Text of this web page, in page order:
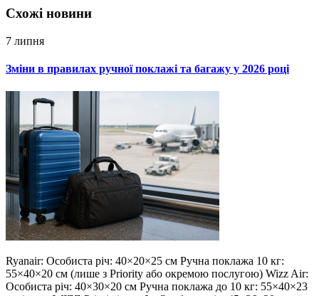
Схожi новини
7 липня
Зміни в правилах ручної поклажі та багажу у 2026 році
Ryanair: Особиста річ: 40×20×25 см Ручна поклажа 10 кг:
55×40×20 см (лише з Priority або окремою послугою) Wizz Air:
Особиста річ: 40×30×20 см Ручна поклажа до 10 кг: 55×40×23